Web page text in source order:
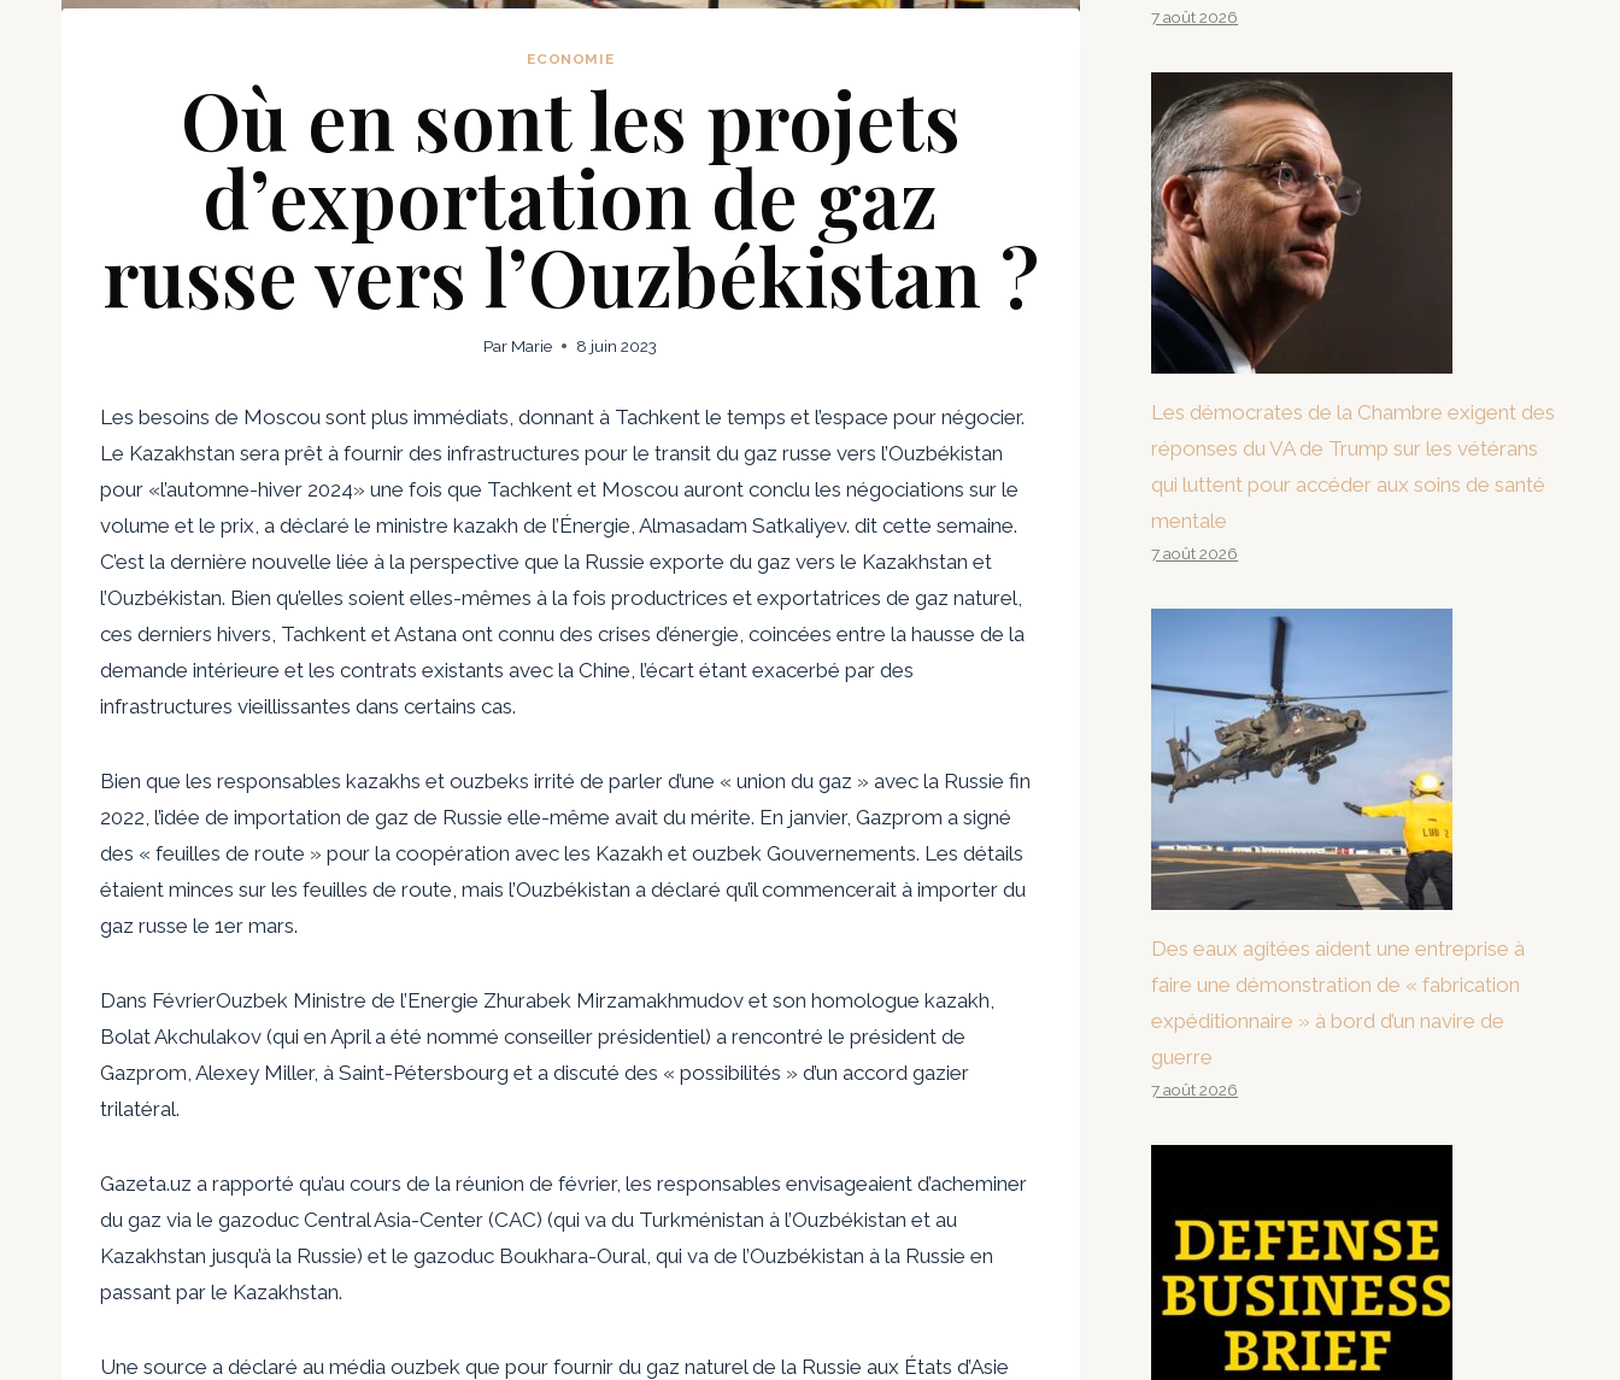
ECONOMIE
Où en sont les projets
d’exportation de gaz
russe vers l’Ouzbékistan ?
Par Marie 8 juin 2023
Les besoins de Moscou sont plus immédiats, donnant à Tachkent le temps et l’espace pour négocier.
Le Kazakhstan sera prêt à fournir des infrastructures pour le transit du gaz russe vers l’Ouzbékistan
pour «l’automne-hiver 2024» une fois que Tachkent et Moscou auront conclu les négociations sur le
volume et le prix, a déclaré le ministre kazakh de l’Énergie, Almasadam Satkaliyev. dit cette semaine.
C’est la dernière nouvelle liée à la perspective que la Russie exporte du gaz vers le Kazakhstan et
l’Ouzbékistan. Bien qu’elles soient elles-mêmes à la fois productrices et exportatrices de gaz naturel,
ces derniers hivers, Tachkent et Astana ont connu des crises d’énergie, coincées entre la hausse de la
demande intérieure et les contrats existants avec la Chine, l’écart étant exacerbé par des
infrastructures vieillissantes dans certains cas.
Bien que les responsables kazakhs et ouzbeks irrité de parler d’une « union du gaz » avec la Russie fin
2022, l’idée de importation de gaz de Russie elle-même avait du mérite. En janvier, Gazprom a signé
des « feuilles de route » pour la coopération avec les Kazakh et ouzbek Gouvernements. Les détails
étaient minces sur les feuilles de route, mais l’Ouzbékistan a déclaré qu’il commencerait à importer du
gaz russe le 1er mars.
Dans FévrierOuzbek Ministre de l’Energie Zhurabek Mirzamakhmudov et son homologue kazakh,
Bolat Akchulakov (qui en April a été nommé conseiller présidentiel) a rencontré le président de
Gazprom, Alexey Miller, à Saint-Pétersbourg et a discuté des « possibilités » d’un accord gazier
trilatéral.
Gazeta.uz a rapporté qu’au cours de la réunion de février, les responsables envisageaient d’acheminer
du gaz via le gazoduc Central Asia-Center (CAC) (qui va du Turkménistan à l’Ouzbékistan et au
Kazakhstan jusqu’à la Russie) et le gazoduc Boukhara-Oural, qui va de l’Ouzbékistan à la Russie en
passant par le Kazakhstan.
Une source a déclaré au média ouzbek que pour fournir du gaz naturel de la Russie aux États d’Asie
7 août 2026
Les démocrates de la Chambre exigent des
réponses du VA de Trump sur les vétérans
qui luttent pour accéder aux soins de santé
mentale
7 août 2026
Des eaux agitées aident une entreprise à
faire une démonstration de « fabrication
expéditionnaire » à bord d’un navire de
guerre
7 août 2026